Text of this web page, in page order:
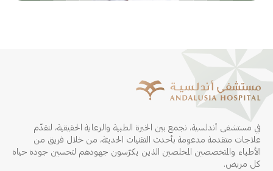
في مستشفى أندلسية، نجمع بين الخبرة الطبية والرعاية الحقيقية، لنقدّم
علاجات متقدمة مدعومة بأحدث التقنيات الحديثة، من خلال فريق من
الأطباء والمتخصصين المخلصين الذين يكرّسون جهودهم لتحسين جودة حياة
كل مريض.